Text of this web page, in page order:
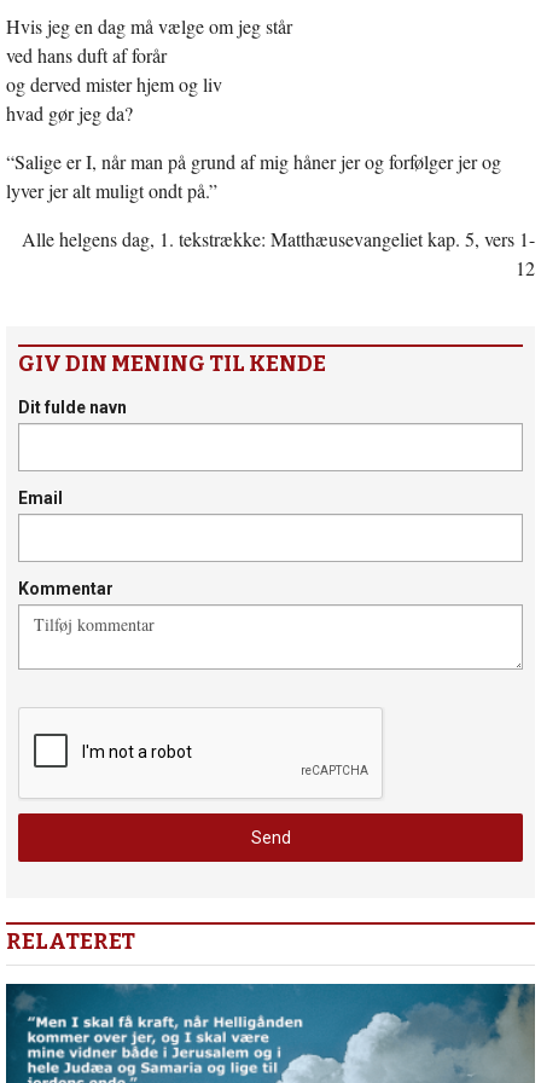
Hvis jeg en dag må vælge om jeg står
ved hans duft af forår
og derved mister hjem og liv
hvad gør jeg da?
“Salige er I, når man på grund af mig håner jer og forfølger jer og
lyver jer alt muligt ondt på.”
Alle helgens dag, 1. tekstrække: Matthæusevangeliet kap. 5, vers 1-
12
GIV DIN MENING TIL KENDE
Dit fulde navn
Email
Kommentar
RELATERET